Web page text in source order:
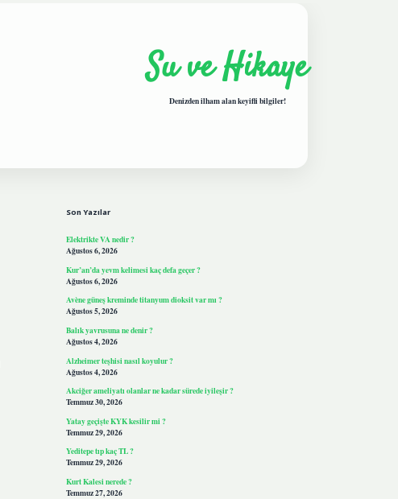
Su ve Hikaye
Denizden ilham alan keyifli bilgiler!
Son Yazılar
Elektrikte VA nedir ?
Ağustos 6, 2026
Kur’an’da yevm kelimesi kaç defa geçer ?
Ağustos 6, 2026
Avène güneş kreminde titanyum dioksit var mı ?
Ağustos 5, 2026
Balık yavrusuna ne denir ?
Ağustos 4, 2026
Alzheimer teşhisi nasıl koyulur ?
Ağustos 4, 2026
Akciğer ameliyatı olanlar ne kadar sürede iyileşir ?
Temmuz 30, 2026
Yatay geçişte KYK kesilir mi ?
Temmuz 29, 2026
Yeditepe tıp kaç TL ?
Temmuz 29, 2026
Kurt Kalesi nerede ?
Temmuz 27, 2026